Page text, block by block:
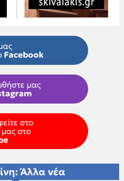
Facebook
μας
στο
μας στο
Άλλα νέα